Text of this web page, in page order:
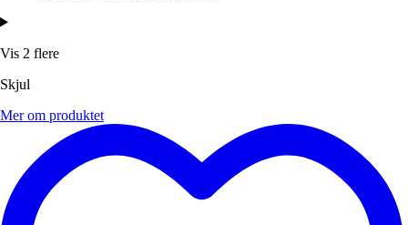
Vis 2 flere
Skjul
Mer om produktet